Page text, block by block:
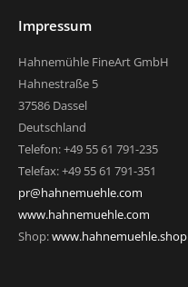
Impressum
Hahnemühle FineArt GmbH
Hahnestraße 5
37586 Dassel
Deutschland
Telefon: +49 55 61 791-235
Telefax: +49 55 61 791-351
pr@hahnemuehle.com
www.hahnemuehle.com
Shop:www.hahnemuehle.shop